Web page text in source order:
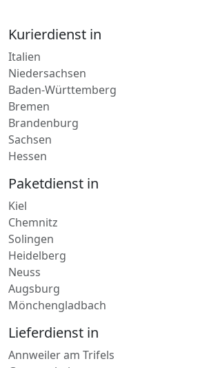
Kurierdienst in
Italien
Niedersachsen
Baden-Württemberg
Bremen
Brandenburg
Hessen
Paketdienst in
Kiel
Chemnitz
Solingen
Heidelberg
Neuss
Mönchengladbach